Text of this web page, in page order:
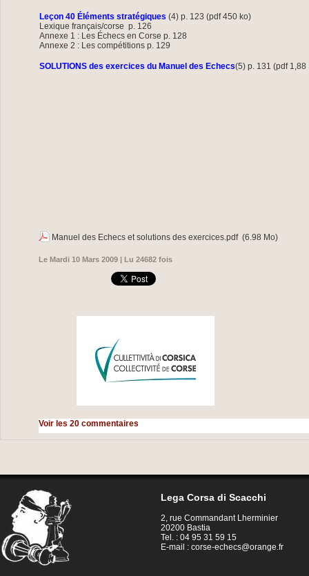
Leçon 40 Éléments stratégiques (4) p. 123 (pdf 450 ko)
Lexique français/corse p. 126
Annexe 1 : Les Échecs en Corse p. 128
Annexe 2 : Les compétitions p. 129
SOLUTIONS des exercices du Manuel des Echecs(5) p. 131 (pdf 1,88
Manuel des Echecs et solutions des exercices.pdf (6.98 Mo)
Le Mardi 10 Mars 2009 | Lu 24682 fois
Voir les20 commentaires
Lega Corsa di Scacchi
2, rue Commandant Lherminier
20200 Bastia
Tel. : 04 95 31 59 15
E-mail :corse-echecs@orange.fr